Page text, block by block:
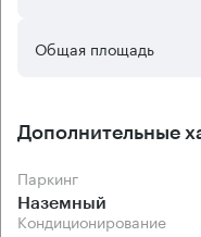
Общая площадь
Дополнительные
Паркинг
Наземный
Кондиционирование